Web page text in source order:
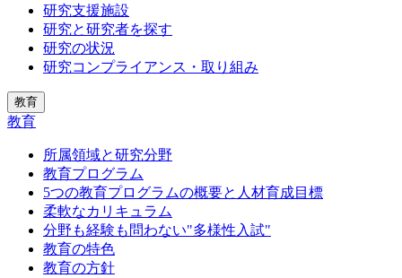
研究支援施設
研究と研究者を探す
研究の状況
研究コンプライアンス・取り組み
教育
教育
所属領域と研究分野
教育プログラム
5つの教育プログラムの概要と人材育成目標
柔軟なカリキュラム
分野も経験も問わない"多様性入試"
教育の特色
教育の方針